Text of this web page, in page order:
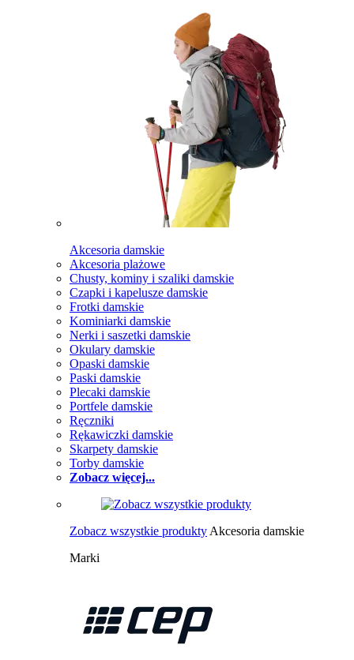
Akcesoria damskie
Akcesoria plażowe
Chusty, kominy i szaliki damskie
Czapki i kapelusze damskie
Frotki damskie
Kominiarki damskie
Nerki i saszetki damskie
Okulary damskie
Opaski damskie
Paski damskie
Plecaki damskie
Portfele damskie
Ręczniki
Rękawiczki damskie
Skarpety damskie
Torby damskie
Zobacz więcej...
Zobacz wszystkie produkty Akcesoria damskie
Marki